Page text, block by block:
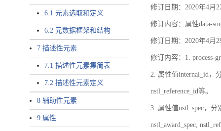
6.1 元素选取和定义
6.2 元数据框架和结构
7 描述性元素
7.1 描述性元素集简表
7.2 描述性元素定义
8 辅助性元素
9 属性
修订日期：2020年4月
修订内容：属性data-
修订日期：2020年4月
修订内容：1. process-
2. 属性值internal_id，
nstl_reference_id等。
3. 属性值nstl_spec，分
nstl_award_spec,